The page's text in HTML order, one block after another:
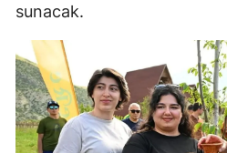
sunacak.